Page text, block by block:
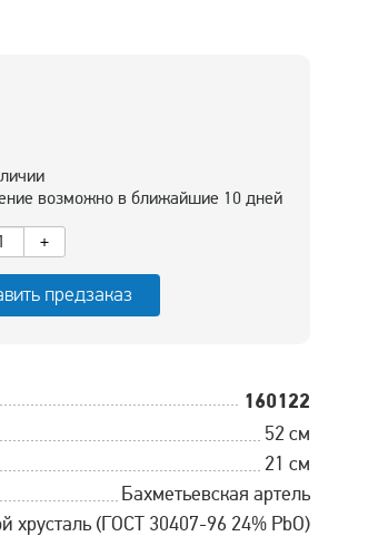
возможно в ближайшие 10 дней
+
предзаказ
160122
52 см
21 см
Бахметьевская артель
хрусталь (ГОСТ 30407-96 24% PbO)